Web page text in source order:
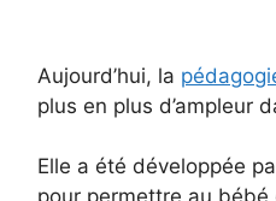
Aujourd’hui, la
plus en plus d’ampleur
Elle a été développée
pour permettre au bébé